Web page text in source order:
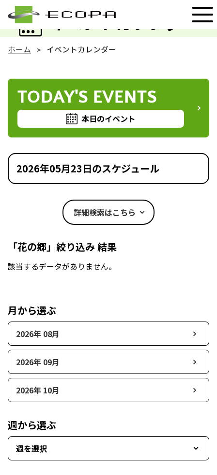
イベントカレンダー
EVENT
ホーム イベントカレンダー
TODAY'S EVENTS
本日のイベント
2026年05月23日のスケジュール
詳細検索はこちら
「花の郷」絞り込み 結果
該当するデータがありません。
月から選ぶ
2026年 08月
2026年 09月
2026年 10月
週から選ぶ
週を選択